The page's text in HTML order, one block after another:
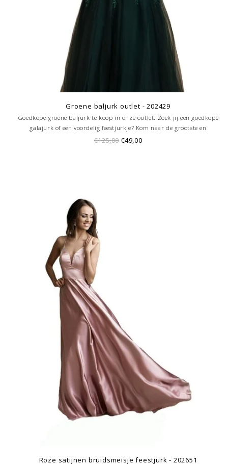
Groene baljurk outlet - 202429
Goedkope groene baljurk te koop in onze outlet. Zoek jij een goedkope
galajurk of een voordelig feestjurkje? Kom naar de grootste en
goedkoopste galajurken outlet in de regio Amersfoort. Altijd voordelig!
€125,00 €49,00
Roze satijnen bruidsmeisje feestjurk - 202651